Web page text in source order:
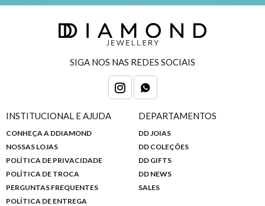
SIGA NOS NAS REDES SOCIAIS
INSTITUCIONAL E AJUDA
CONHEÇA A DDIAMOND
NOSSAS LOJAS
POLÍTICA DE PRIVACIDADE
POLÍTICA DE TROCA
PERGUNTAS FREQUENTES
POLÍTICA DE ENTREGA
DEPARTAMENTOS
DD JOIAS
DD COLEÇÕES
DD GIFTS
DD NEWS
SALES